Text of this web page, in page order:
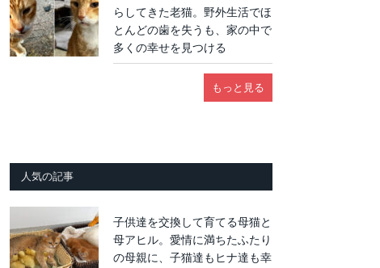
らしてきた老猫。野外生活でほ
とんどの歯を失うも、家の中で
多くの幸せを見つける
もっと見る
人気の記事
子供達を交換して育てる母猫と
母アヒル。愛情に満ちたふたり
の母親に、子猫達もヒナ達も幸